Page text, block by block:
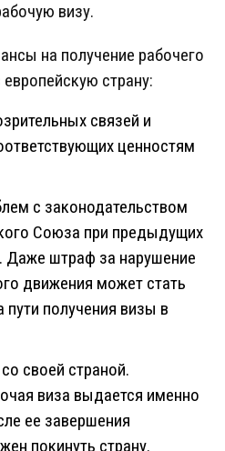
визу.
на получение рабочего
страну:
связей и
ценностям
с законодательством
Союза при предыдущих
Даже штраф за нарушение
движения может стать
пути получения визы в
своей страной.
виза выдается именно
ее завершения
покинуть страну.